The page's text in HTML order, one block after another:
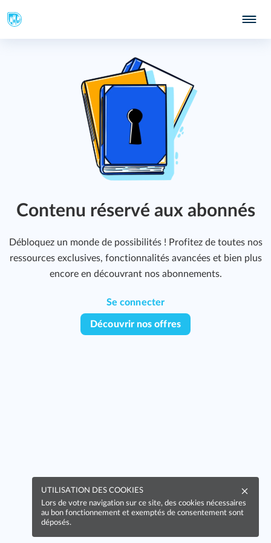
Contenu réservé aux abonnés
Débloquez un monde de possibilités ! Profitez de toutes nos
ressources exclusives, fonctionnalités avancées et bien plus
encore en découvrant nos abonnements.
Se connecter
Découvrir nos offres
UTILISATION DES COOKIES
Lors de votre navigation sur ce site, des cookies nécessaires
au bon fonctionnement et exemptés de consentement sont
déposés.